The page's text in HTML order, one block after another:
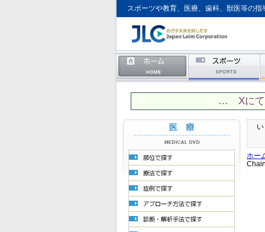
スポーツや教育、医療、歯科、獣医等の
… Xにて
ホー